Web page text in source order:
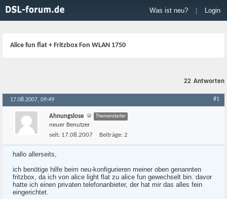
Was ist neu? Login
Alice fun flat + Fritzbox Fon WLAN 1750
22 Antworten
17.08.2007, 09:49 #1
Ahnungslose Themenstarter
neuer Benutzer
seit: 17.08.2007 Beiträge: 2
hallo allerseits,
ich benötige hilfe beim neu-konfigurieren meiner oben genannten
fritzbox, da ich von alice light flat zu alice fun gewechselt bin. davor
hatte ich einen privaten telefonanbieter, der hat mir das alles fein
eingerichtet.